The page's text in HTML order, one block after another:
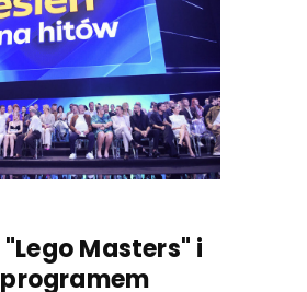
Masters" i